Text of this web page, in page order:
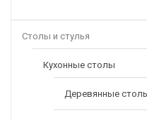
Столы и стулья
Кухонные столы
Деревянные